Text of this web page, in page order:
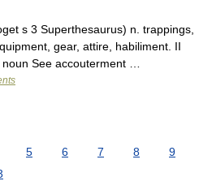
s 3 Superthesaurus) n. trappings,
gear, attire, habiliment. II
See accouterment …
5 6 7 8
9